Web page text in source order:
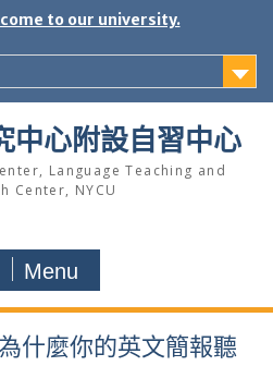
to our university.
中心附設自習中心
Language Teaching and
Center, NYCU
Menu
什麼你的英文簡報聽